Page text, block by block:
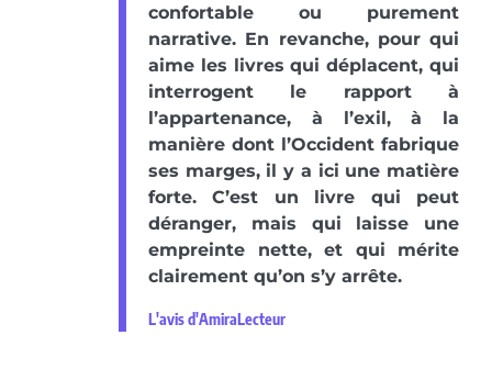
confortable ou purement
narrative. En revanche, pour qui
aime les livres qui déplacent, qui
interrogent le rapport à
l’appartenance, à l’exil, à la
manière dont l’Occident fabrique
ses marges, il y a ici une matière
forte. C’est un livre qui peut
déranger, mais qui laisse une
empreinte nette, et qui mérite
clairement qu’on s’y arrête.
L'avis d'AmiraLecteur